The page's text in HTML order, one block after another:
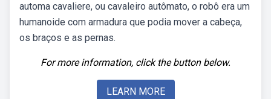
automa cavaliere, ou cavaleiro autômato, o robô era um
humanoide com armadura que podia mover a cabeça,
os braços e as pernas.
For more information, click the button below.
LEARN MORE